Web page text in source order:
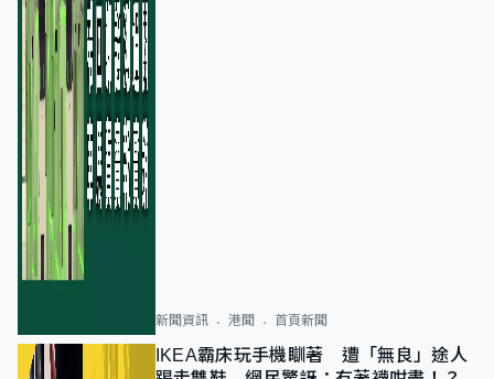
新聞資訊 港聞 首頁新聞
IKEA霸床玩手機瞓著 遭「無良」途人